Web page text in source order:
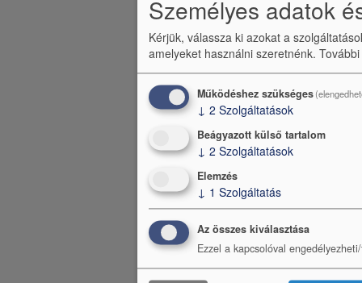
Személyes adatok
Kérjük, válassza ki azokat a
amelyeket használni szeretnénk.
Működéshez szükséges
↓ 2 Szolgáltatások
Beágyazott külső tartalom
↓ 2 Szolgáltatások
Elemzés
↓ 1 Szolgáltatás
Az összes kiválasztása
Ezzel a kapcsolóval